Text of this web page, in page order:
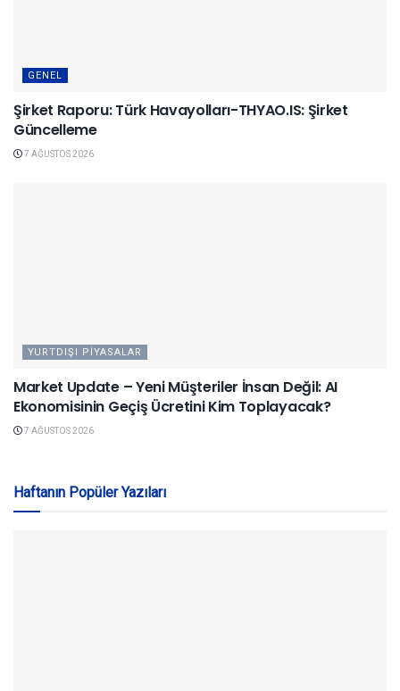
GENEL
Şirket Raporu: Türk Havayolları-THYAO.IS: Şirket
Güncelleme
7 AĞUSTOS 2026
YURTDIŞI PIYASALAR
Market Update – Yeni Müşteriler İnsan Değil: AI
Ekonomisinin Geçiş Ücretini Kim Toplayacak?
7 AĞUSTOS 2026
Haftanın Popüler Yazıları